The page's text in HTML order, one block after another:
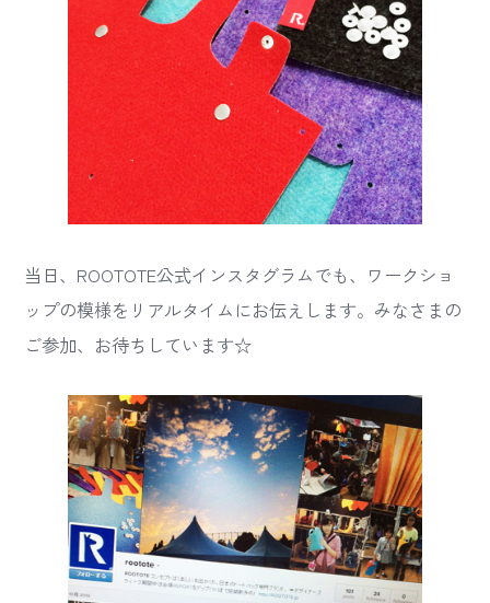
当日、ROOTOTE公式インスタグラムでも、ワークショ
ップの模様をリアルタイムにお伝えします。みなさまの
ご参加、お待ちしています☆